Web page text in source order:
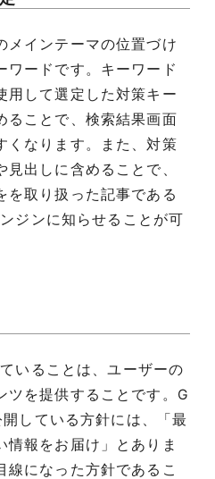
メインテーマの位置づけ
ワードです。キーワード
用して選定した対策キー
ることで、検索結果画面
くなります。また、対策
出しに含めることで、
を取り扱った記事である
ジンに知らせることが可
いることは、ユーザーの
を提供することです。 G
している方針には、「最
情報をお届け」とありま
線になった方針であるこ